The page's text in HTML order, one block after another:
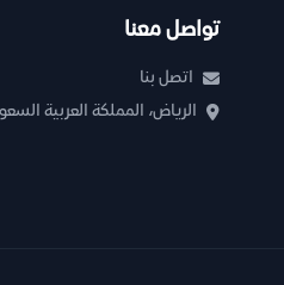
تواصل معنا
اتصل بنا
الرياض، المملكة العربية